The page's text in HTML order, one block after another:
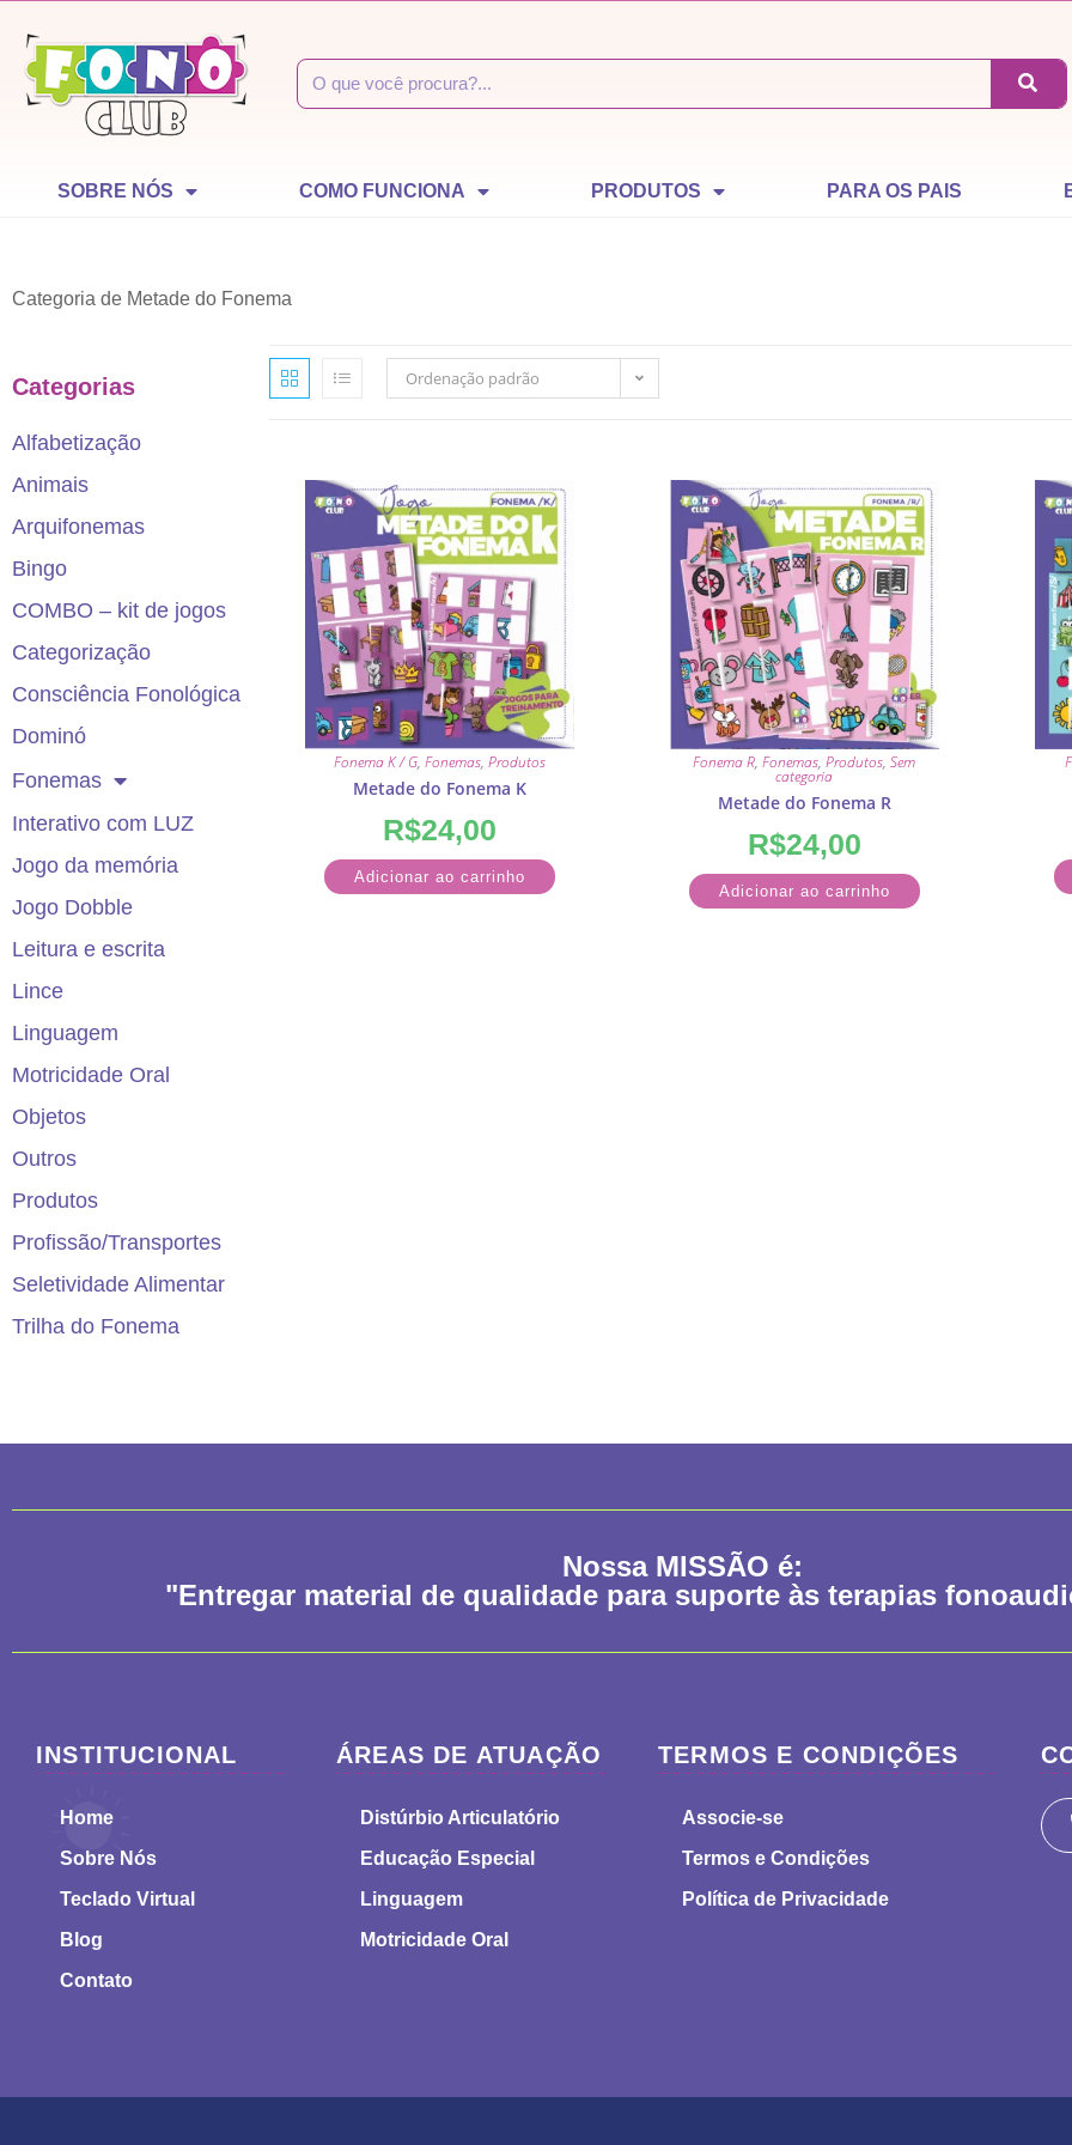
SOBRE NÓS COMO FUNCIONA PRODUTOS PARA OS PAIS
Categoria de Metade do Fonema
Categorias
Alfabetização
Animais
Arquifonemas
Bingo
COMBO – kit de jogos
Categorização
Consciência Fonológica
Dominó
Fonemas
Interativo com LUZ
Jogo da memória
Jogo Dobble
Leitura e escrita
Lince
Linguagem
Motricidade Oral
Objetos
Outros
Produtos
Profissão/Transportes
Seletividade Alimentar
Trilha do Fonema
Ordenação padrão
Fonema K / G, Fonemas, Produtos
Metade do Fonema K
R$24,00
Adicionar ao carrinho
Fonema R,Fonemas,Produtos,Sem
categoria
Metade do Fonema R
R$24,00
Adicionar ao carrinho
Nossa MISSÃO é:
"Entregar material de qualidade para suporte às terapias
INSTITUCIONAL
Home
Sobre Nós
Teclado Virtual
Blog
Contato
ÁREAS DE ATUAÇÃO
Distúrbio Articulatório
Educação Especial
Linguagem
Motricidade Oral
TERMOS E CONDIÇÕES
Associe-se
Termos e Condições
Política de Privacidade